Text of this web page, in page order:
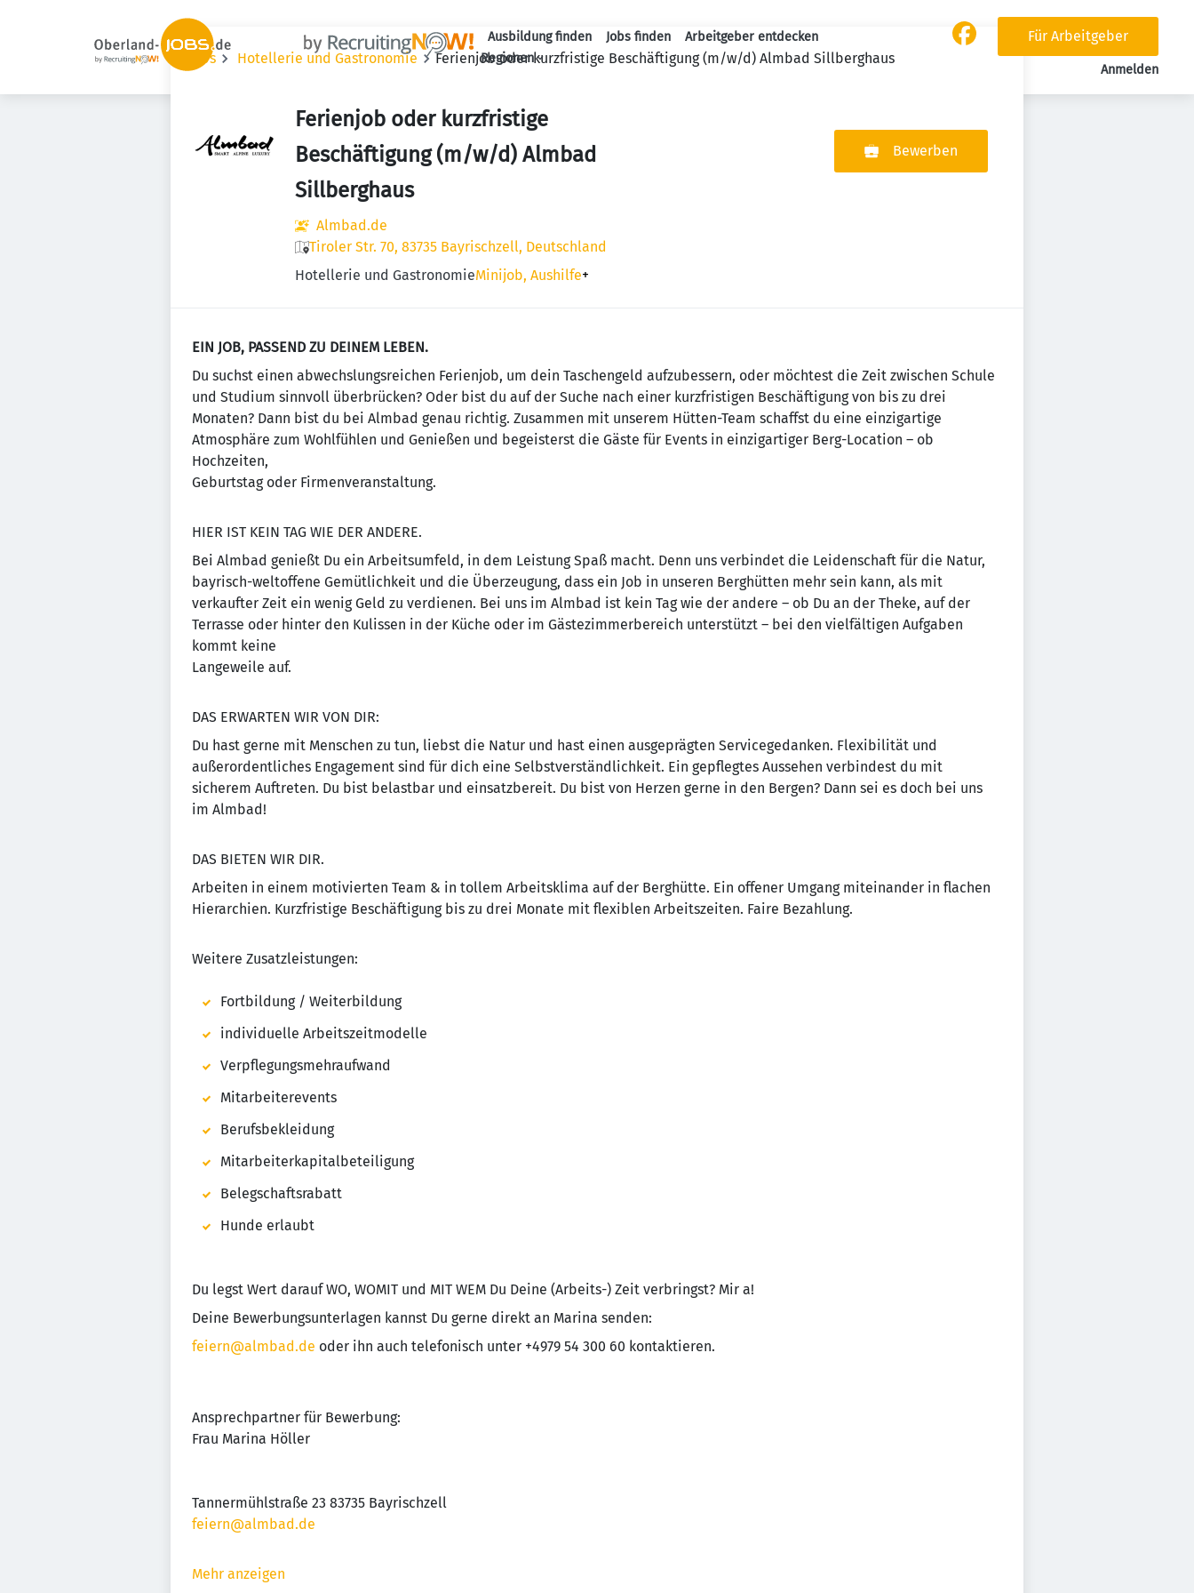
Haupt-Navigation
Ausbildung finden Jobs finden
Arbeitgeber entdecken
Regionen
Für Arbeitgeber
Anmelden
Jobs Hotellerie und Gastronomie Ferienjob oder kurzfristige Beschäftigung (m/w/d) Almbad Sillberghaus
Ferienjob oder kurzfristige
Beschäftigung (m/w/d) Almbad
Sillberghaus
Almbad.de
Tiroler Str. 70, 83735 Bayrischzell, Deutschland
Hotellerie und GastronomieMinijob, Aushilfe+
Bewerben
EIN JOB, PASSEND ZU DEINEM LEBEN.
Du suchst einen abwechslungsreichen Ferienjob, um dein Taschengeld aufzubessern, oder möchtest die Zeit zwischen Schule
und Studium sinnvoll überbrücken? Oder bist du auf der Suche nach einer kurzfristigen Beschäftigung von bis zu drei
Monaten? Dann bist du bei Almbad genau richtig. Zusammen mit unserem Hütten-Team schaffst du eine einzigartige
Atmosphäre zum Wohlfühlen und Genießen und begeisterst die Gäste für Events in einzigartiger Berg-Location – ob
Hochzeiten,
Geburtstag oder Firmenveranstaltung.
HIER IST KEIN TAG WIE DER ANDERE.
Bei Almbad genießt Du ein Arbeitsumfeld, in dem Leistung Spaß macht. Denn uns verbindet die Leidenschaft für die Natur,
bayrisch-weltoffene Gemütlichkeit und die Überzeugung, dass ein Job in unseren Berghütten mehr sein kann, als mit
verkaufter Zeit ein wenig Geld zu verdienen. Bei uns im Almbad ist kein Tag wie der andere – ob Du an der Theke, auf der
Terrasse oder hinter den Kulissen in der Küche oder im Gästezimmerbereich unterstützt – bei den vielfältigen Aufgaben
kommt keine
Langeweile auf.
DAS ERWARTEN WIR VON DIR:
Du hast gerne mit Menschen zu tun, liebst die Natur und hast einen ausgeprägten Servicegedanken. Flexibilität und
außerordentliches Engagement sind für dich eine Selbstverständlichkeit. Ein gepflegtes Aussehen verbindest du mit
sicherem Auftreten. Du bist belastbar und einsatzbereit. Du bist von Herzen gerne in den Bergen? Dann sei es doch bei uns
im Almbad!
DAS BIETEN WIR DIR.
Arbeiten in einem motivierten Team & in tollem Arbeitsklima auf der Berghütte. Ein offener Umgang miteinander in flachen
Hierarchien. Kurzfristige Beschäftigung bis zu drei Monate mit flexiblen Arbeitszeiten. Faire Bezahlung.
Weitere Zusatzleistungen:
Fortbildung / Weiterbildung
individuelle Arbeitszeitmodelle
Verpflegungsmehraufwand
Mitarbeiterevents
Berufsbekleidung
Mitarbeiterkapitalbeteiligung
Belegschaftsrabatt
Hunde erlaubt
Du legst Wert darauf WO, WOMIT und MIT WEM Du Deine (Arbeits-) Zeit verbringst? Mir a!
Deine Bewerbungsunterlagen kannst Du gerne direkt an Marina senden:
feiern@almbad.de oder ihn auch telefonisch unter +4979 54 300 60 kontaktieren.
Ansprechpartner für Bewerbung:
Frau Marina Höller
Tannermühlstraße 23 83735 Bayrischzell
feiern@almbad.de
Mehr anzeigen